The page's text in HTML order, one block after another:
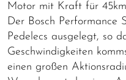
Motor mit Kraft für
Der Bosch Performance
Pedelecs ausgelegt, so
Geschwindigkeiten
einen großen